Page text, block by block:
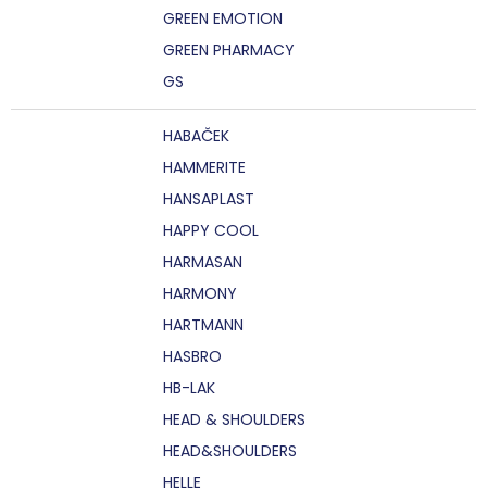
GREEN EMOTION
GREEN PHARMACY
GS
HABAČEK
HAMMERITE
HANSAPLAST
HAPPY COOL
HARMASAN
HARMONY
HARTMANN
HASBRO
HB-LAK
HEAD & SHOULDERS
HEAD&SHOULDERS
HELLE